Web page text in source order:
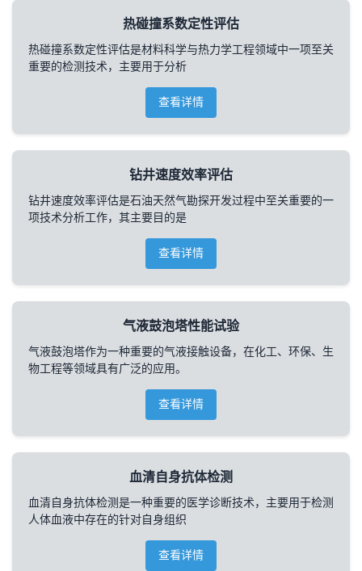
热碰撞系数定性评估
热碰撞系数定性评估是材料科学与热力学工程领域中一项至关
重要的检测技术，主要用于分析
查看详情
钻井速度效率评估
钻井速度效率评估是石油天然气勘探开发过程中至关重要的一
项技术分析工作，其主要目的是
查看详情
气液鼓泡塔性能试验
气液鼓泡塔作为一种重要的气液接触设备，在化工、环保、生
物工程等领域具有广泛的应用。
查看详情
血清自身抗体检测
血清自身抗体检测是一种重要的医学诊断技术，主要用于检测
人体血液中存在的针对自身组织
查看详情